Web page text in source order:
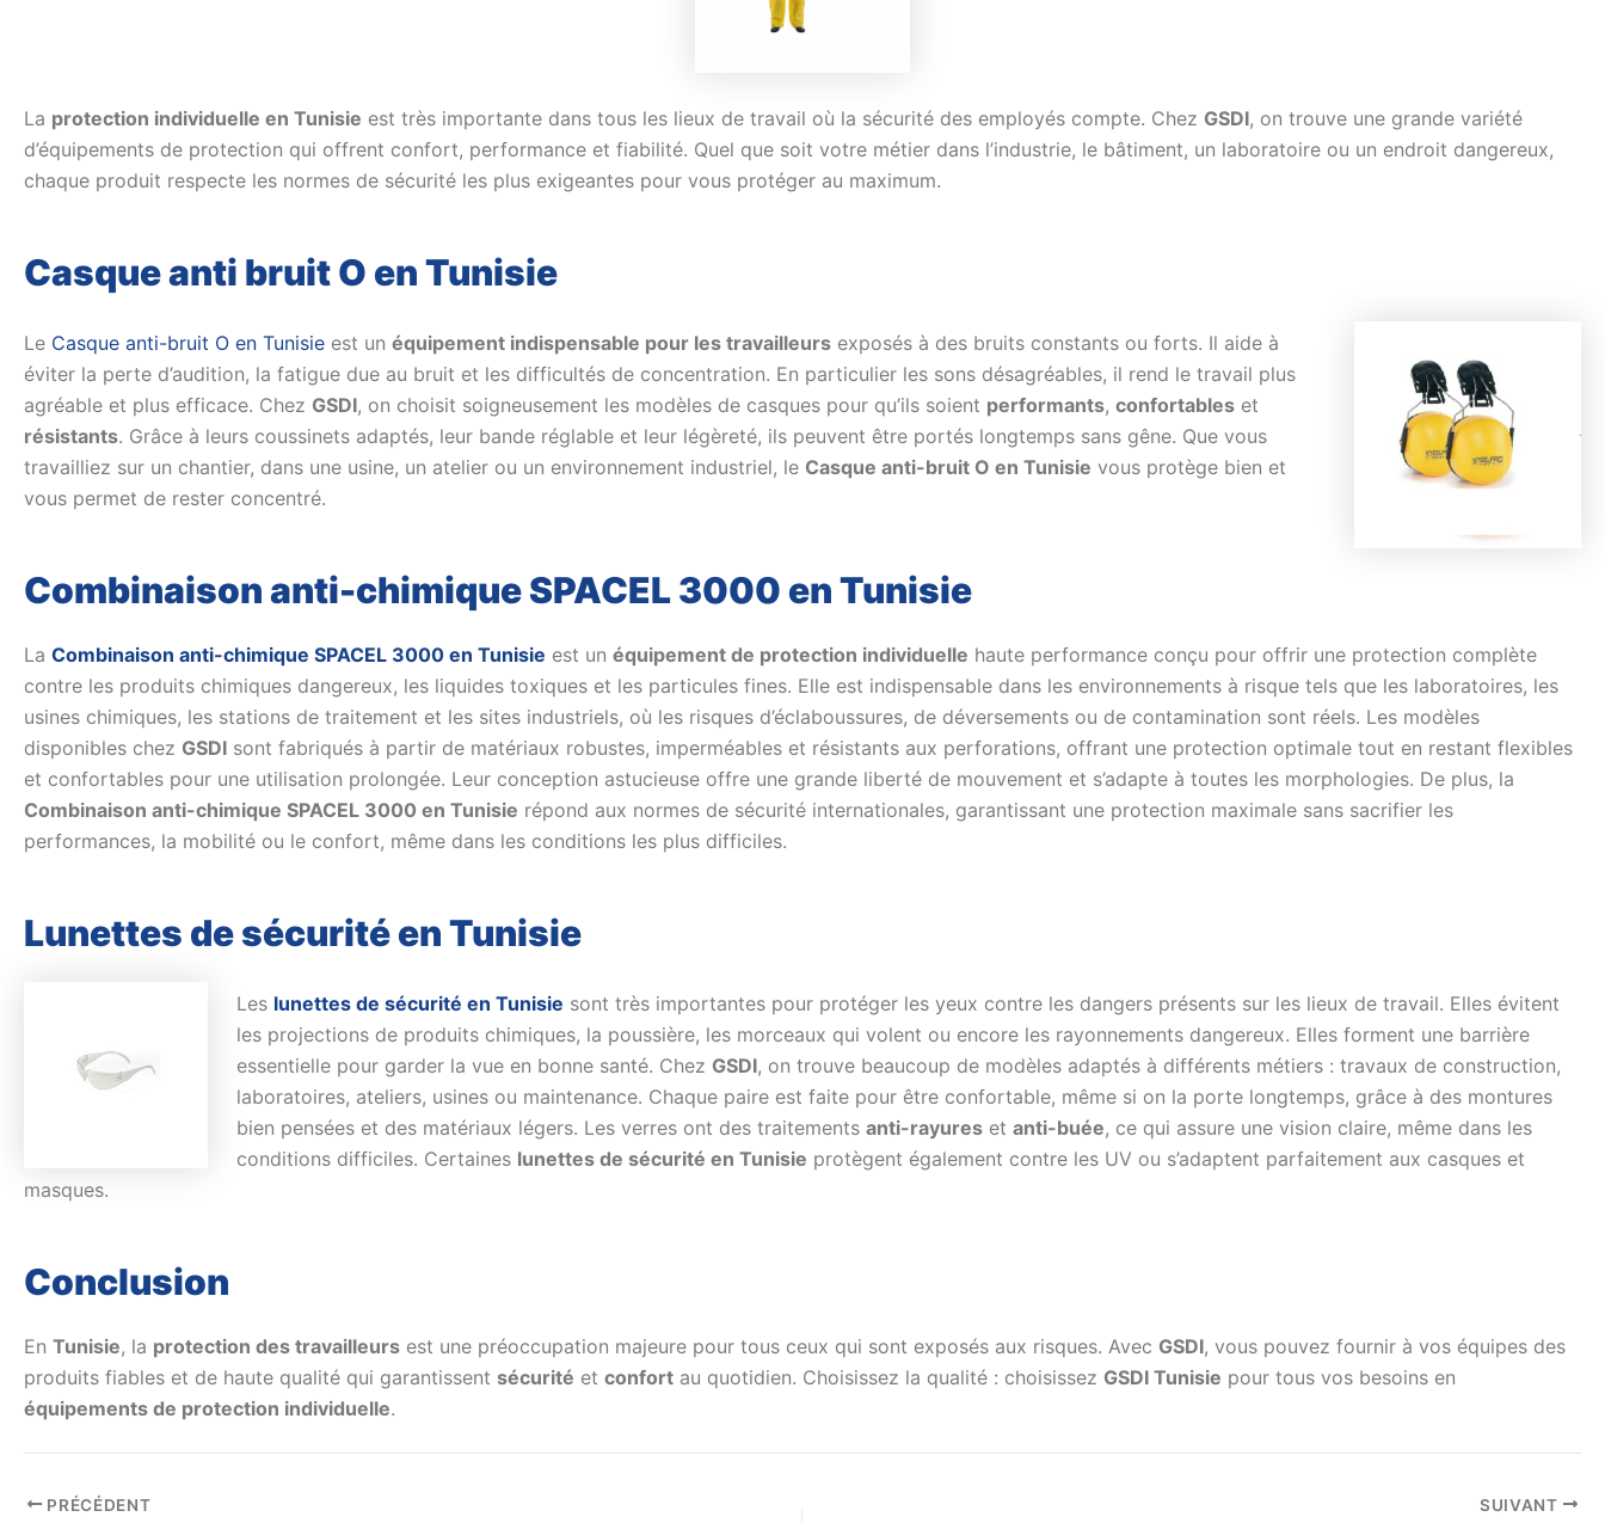
La protection individuelle en Tunisie est très importante dans tous les lieux de travail où la sécurité des employés compte. Chez GSDI, on trouve une grande variété
d’équipements de protection qui offrent confort, performance et fiabilité. Quel que soit votre métier dans l’industrie, le bâtiment, un laboratoire ou un endroit dangereux,
chaque produit respecte les normes de sécurité les plus exigeantes pour vous protéger au maximum.
Casque anti bruit O en Tunisie
Le Casque anti-bruit O en Tunisie est un équipement indispensable pour les travailleurs exposés à des bruits constants ou forts. Il aide à
éviter la perte d’audition, la fatigue due au bruit et les difficultés de concentration. En particulier les sons désagréables, il rend le travail plus
agréable et plus efficace. Chez GSDI, on choisit soigneusement les modèles de casques pour qu’ils soient performants, confortables et
résistants. Grâce à leurs coussinets adaptés, leur bande réglable et leur légèreté, ils peuvent être portés longtemps sans gêne. Que vous
travailliez sur un chantier, dans une usine, un atelier ou un environnement industriel, le Casque anti-bruit O en Tunisie vous protège bien et
vous permet de rester concentré.
Combinaison anti-chimique SPACEL 3000 en Tunisie
La Combinaison anti-chimique SPACEL 3000 en Tunisie est un équipement de protection individuelle haute performance conçu pour offrir une protection complète
contre les produits chimiques dangereux, les liquides toxiques et les particules fines. Elle est indispensable dans les environnements à risque tels que les laboratoires, les
usines chimiques, les stations de traitement et les sites industriels, où les risques d’éclaboussures, de déversements ou de contamination sont réels. Les modèles
disponibles chez GSDI sont fabriqués à partir de matériaux robustes, imperméables et résistants aux perforations, offrant une protection optimale tout en restant flexibles
et confortables pour une utilisation prolongée. Leur conception astucieuse offre une grande liberté de mouvement et s’adapte à toutes les morphologies. De plus, la
Combinaison anti-chimique SPACEL 3000 en Tunisie répond aux normes de sécurité internationales, garantissant une protection maximale sans sacrifier les
performances, la mobilité ou le confort, même dans les conditions les plus difficiles.
Lunettes de sécurité en Tunisie
Les lunettes de sécurité en Tunisie sont très importantes pour protéger les yeux contre les dangers présents sur les lieux de travail. Elles évitent
les projections de produits chimiques, la poussière, les morceaux qui volent ou encore les rayonnements dangereux. Elles forment une barrière
essentielle pour garder la vue en bonne santé. Chez GSDI, on trouve beaucoup de modèles adaptés à différents métiers : travaux de construction,
laboratoires, ateliers, usines ou maintenance. Chaque paire est faite pour être confortable, même si on la porte longtemps, grâce à des montures
bien pensées et des matériaux légers. Les verres ont des traitements anti-rayures et anti-buée, ce qui assure une vision claire, même dans les
conditions difficiles. Certaines lunettes de sécurité en Tunisie protègent également contre les UV ou s’adaptent parfaitement aux casques et
masques.
Conclusion
En Tunisie, la protection des travailleurs est une préoccupation majeure pour tous ceux qui sont exposés aux risques. Avec GSDI, vous pouvez fournir à vos équipes des
produits fiables et de haute qualité qui garantissent sécurité et confort au quotidien. Choisissez la qualité : choisissez GSDI Tunisie pour tous vos besoins en
équipements de protection individuelle.
PRÉCÉDENT SUIVANT